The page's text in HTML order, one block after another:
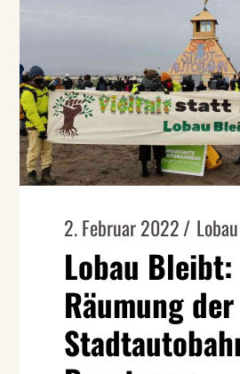
2. Februar 2022
Lobau Bleibt:
Räumung der